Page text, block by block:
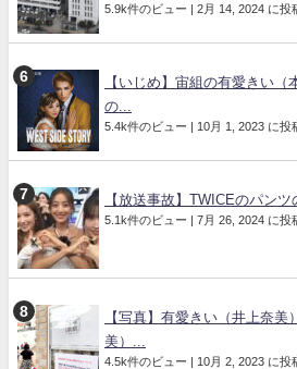
5.9k件のビュー | 2月 14, 2024 に投
【いじめ】宙組の有愛きい
の...
5.4k件のビュー | 10月 1, 2023 に投
【放送事故】TWICEのパンツ
5.1k件のビュー | 7月 26, 2024 に投
【写真】有愛きい（井上奈美
美）...
4.5k件のビュー | 10月 2, 2023 に投